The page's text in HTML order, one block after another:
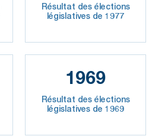
Résultat des élections
législatives de 1977
1969
Résultat des élections
législatives de 1969